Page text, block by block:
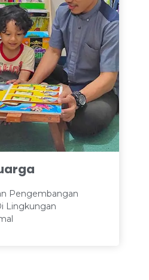
Pengembangan
Lingkungan